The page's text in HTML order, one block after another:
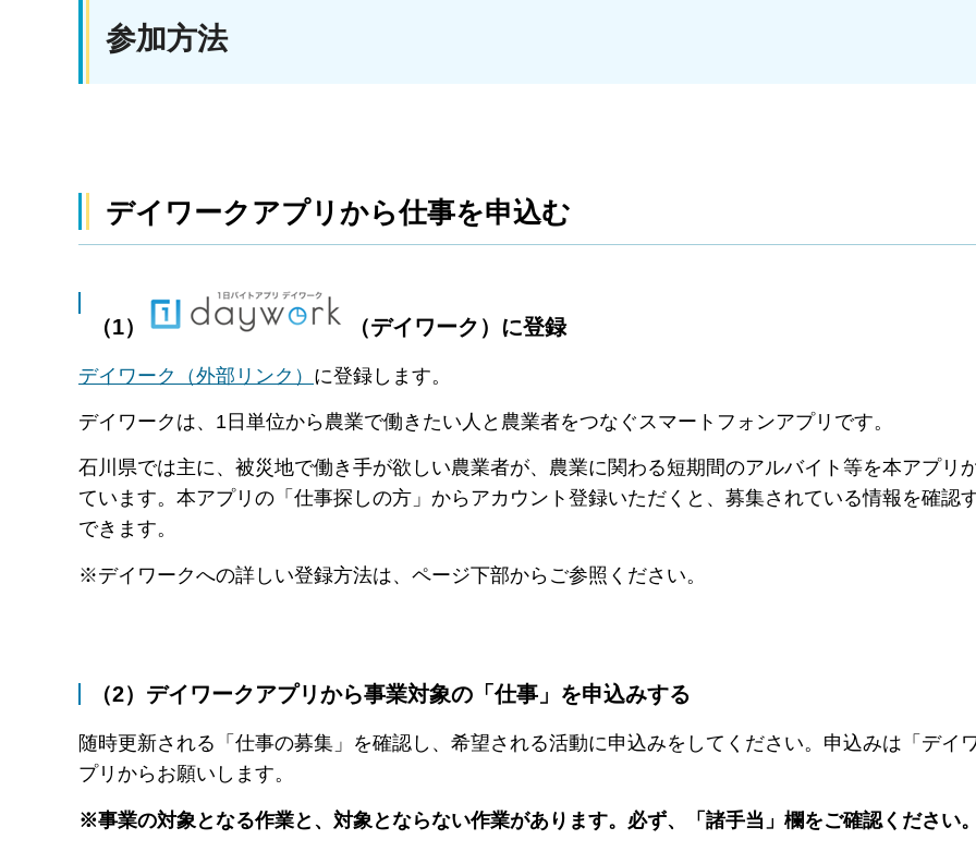
参加方法
デイワークアプリから仕事を申込む
（1） （デイワーク）に登録
デイワーク（外部リンク） に登録します。
デイワークは、1日単位から農業で働きたい人と農業者をつなぐスマートフォンアプリです。
石川県では主に、被災地で働き手が欲しい農業者が、農業に関わる短期間のアルバイト等を本アプリ
ています。本アプリの「仕事探しの方」からアカウント登録いただくと、募集されている情報を確認
できます。
※デイワークへの詳しい登録方法は、ページ下部からご参照ください。
（2） デイワークアプリから事業対象の「仕事」を申込みする
随時更新される「仕事の募集」を確認し、希望される活動に申込みをしてください。申込みは「デイ
プリからお願いします。
※事業の対象となる作業と、対象とならない作業があります。必ず、「諸手当」欄をご確認ください